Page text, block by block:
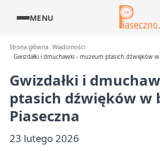
MENU
Strona główna Wiadomości
Gwizdałki i dmuchawki - muzeum ptasich dźwięków
Gwizdałki i
ptasich dźwięków w
Piaseczna
23 lutego 2026